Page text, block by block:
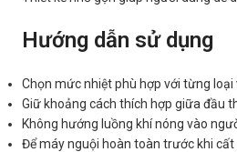
Hướng dẫn sử dụng
Chọn mức nhiệt phù hợp với từng loại
Giữ khoảng cách thích hợp giữa đầu
Không hướng luồng khí nóng vào
Để máy nguội hoàn toàn trước khi cất